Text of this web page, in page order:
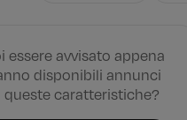
essere avvisato appena
disponibili annunci
queste caratteristiche?